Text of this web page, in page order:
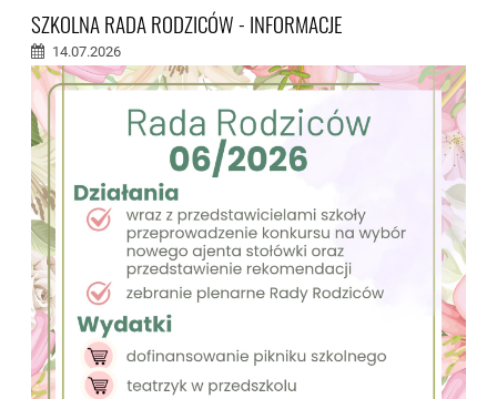
SZKOLNA RADA RODZICÓW - INFORMACJE
14.07.2026